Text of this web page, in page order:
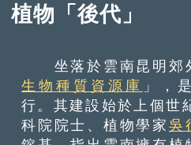
植物「後代」
坐落於雲南昆明郊
生物種質資源庫 」，
行。其建設始於上個世
科院院士、植物學家吳